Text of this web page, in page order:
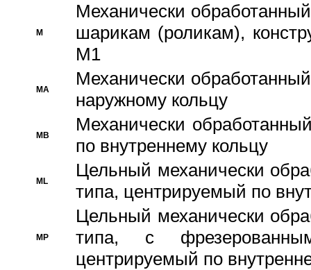
M
Механически
шарикам (роликам),
M1
MA
Механически
наружному кольцу
MB
Механически
по внутреннему кольцу
ML
Цельный механически
типа, центрируемый по
MP
Цельный механически
типа, с
центрируемый по